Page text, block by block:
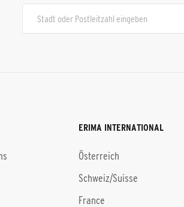
ERIMA INTERNATIONAL
Österreich
Schweiz/Suisse
France